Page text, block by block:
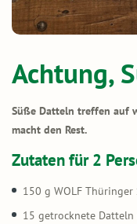
Achtung,
Süße Datteln treffen auf
macht den Rest.
Zutaten für 2
150 g WOLF Thüringer
15 getrocknete Datteln